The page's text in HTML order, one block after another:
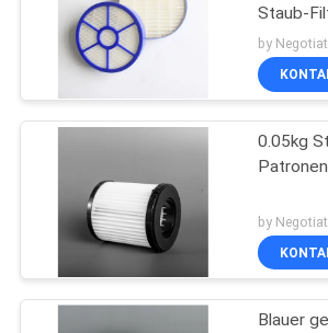
TRETEN
VERBINDUNG
Staub-
0.05kg
Blauer